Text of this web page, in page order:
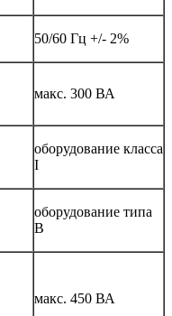
50/60 Гц +/- 2%
макс. 300 ВА
оборудование класса
I
оборудование типа
B
макс. 450 ВА